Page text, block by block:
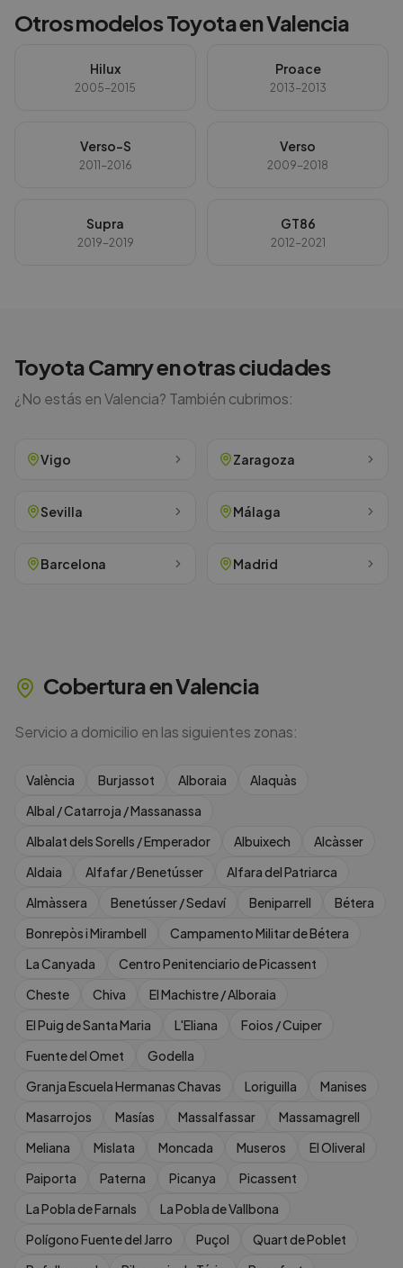
Otros modelosToyotaenValencia
Hilux
2005-2015
Proace
2013-2013
Verso-S
2011-2016
Verso
2009-2018
Supra
2019-2019
GT86
2012-2021
ToyotaCamryen otras ciudades
¿No estás enValencia? También cubrimos:
Vigo Zaragoza
Sevilla Málaga
Barcelona Madrid
Cobertura enValencia
Servicio a domicilio en las siguientes zonas:
València Burjassot Alboraia
Alaquàs
Albal / Catarroja / Massanassa
Albalat dels Sorells / Emperador
Albuixech
Alcàsser
Aldaia
Alfafar / Benetússer
Alfara del Patriarca
Almàssera
Benetússer / Sedaví Beniparrell
Bétera
Bonrepòs i Mirambell
Campamento Militar de Bétera
La Canyada
Centro Penitenciario de Picassent
Cheste
Chiva
El Machistre / Alboraia
El Puig de Santa Maria
L'Eliana
Foios / Cuiper
Fuente del Omet
Godella
Granja Escuela Hermanas Chavas
Loriguilla
Manises
Masarrojos
Masías Massalfassar
Massamagrell
Meliana
Mislata Moncada Museros
El Oliveral
Paiporta
Paterna Picanya
Picassent
La Pobla de Farnals
La Pobla de Vallbona
Polígono Fuente del Jarro
Puçol
Quart de Poblet